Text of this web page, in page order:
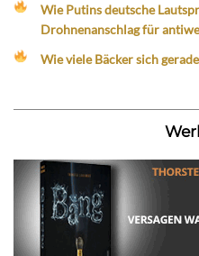
Wie Putins deutsche
Drohnenanschlag für
Wie viele Bäcker sich